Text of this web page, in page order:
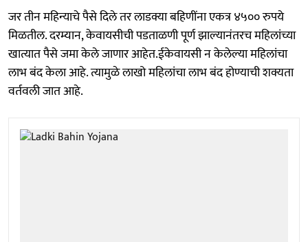
जर तीन महिन्याचे पैसे दिले तर लाडक्या बहि‍णींना एकत्र ४५०० रुपये
मिळतील. दरम्यान, केवायसीची पडताळणी पूर्ण झाल्यानंतरच महिलांच्या
खात्यात पैसे जमा केले जाणार आहेत.ईकेवायसी न केलेल्या महिलांचा
लाभ बंद केला आहे. त्यामुळे लाखो महिलांचा लाभ बंद होण्याची शक्यता
वर्तवली जात आहे.